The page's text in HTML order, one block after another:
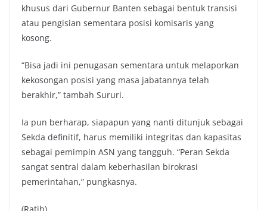
khusus dari Gubernur Banten sebagai bentuk transisi
atau pengisian sementara posisi komisaris yang
kosong.
“Bisa jadi ini penugasan sementara untuk melaporkan
kekosongan posisi yang masa jabatannya telah
berakhir,” tambah Sururi.
Ia pun berharap, siapapun yang nanti ditunjuk sebagai
Sekda definitif, harus memiliki integritas dan kapasitas
sebagai pemimpin ASN yang tangguh. “Peran Sekda
sangat sentral dalam keberhasilan birokrasi
pemerintahan,” pungkasnya.